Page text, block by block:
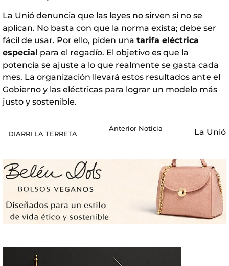
La Unió denuncia que las leyes no sirven si no se
aplican. No basta con que la norma exista; debe ser
fácil de usar. Por ello, piden una tarifa eléctrica
especial para el regadío. El objetivo es que la
potencia se ajuste a lo que realmente se gasta cada
mes. La organización llevará estos resultados ante el
Gobierno y las eléctricas para lograr un modelo más
justo y sostenible.
DIARRI LA TERRETA
Anterior Noticia La Unió